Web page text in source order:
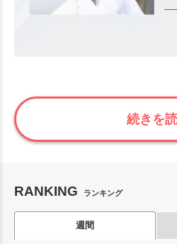
続きを
RANKING ランキング
週間